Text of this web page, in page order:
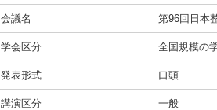
会議名 第96回日本
学会区分 全国規模の
発表形式 口頭
講演区分 一般